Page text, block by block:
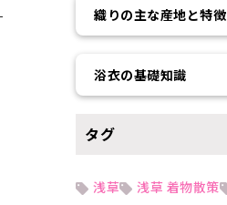
織りの主な産地と特徴
浴衣の基礎知識
タグ
浅草 浅草 着物散策